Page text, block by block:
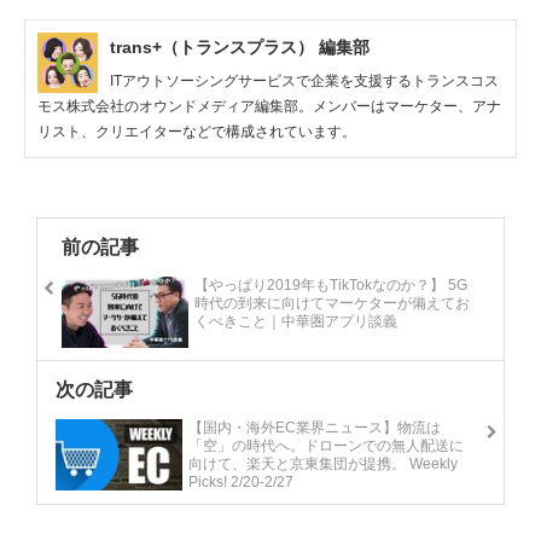
trans+（トランスプラス） 編集部
ITアウトソーシングサービスで企業を支援するトランスコス
モス株式会社のオウンドメディア編集部。メンバーはマーケター、アナ
リスト、クリエイターなどで構成されています。
前の記事
【やっぱり2019年もTikTokなのか？】 5G
時代の到来に向けてマーケターが備えてお
くべきこと｜中華圏アプリ談義
次の記事
【国内・海外EC業界ニュース】物流は
「空」の時代へ。ドローンでの無人配送に
向けて、楽天と京東集団が提携。 Weekly
Picks! 2/20-2/27